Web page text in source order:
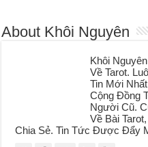
About Khôi Nguyên
Khôi
Về Tarot.
Tin Mới
Cộng Đồng
Người Cũ.
Về Bài
Chia Sẻ. Tin Tức Được Đẩy